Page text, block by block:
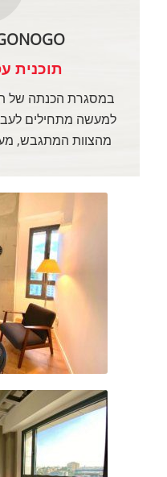
תוכנית
במסגרת הכנתה של
למעשה מתחילים
מהצוות המתגבש,